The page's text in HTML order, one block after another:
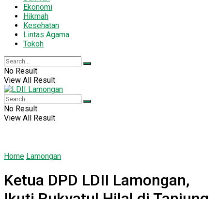
Ekonomi
Hikmah
Kesehatan
Lintas Agama
Tokoh
No Result
View All Result
No Result
View All Result
Home Lamongan
Ketua DPD LDII Lamongan,